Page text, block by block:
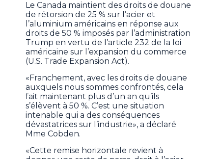
Le Canada maintient des droits de douane
de rétorsion de 25 % sur l’acier et
l’aluminium américains en réponse aux
droits de 50 % imposés par l’administration
Trump en vertu de l’article 232 de la loi
américaine sur l’expansion du commerce
(U.S. Trade Expansion Act).
«Franchement, avec les droits de douane
auxquels nous sommes confrontés, cela
fait maintenant plus d’un an qu’ils
s’élèvent à 50 %. C’est une situation
intenable qui a des conséquences
dévastatrices sur l’industrie», a déclaré
Mme Cobden.
«Cette remise horizontale revient à